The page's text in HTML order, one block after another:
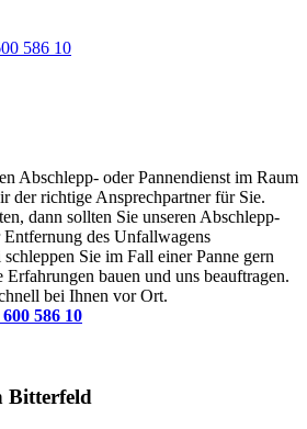
586 10
Abschlepp- oder Pannendienst im Raum
der richtige Ansprechpartner für Sie.
dann sollten Sie unseren Abschlepp-
des Unfallwagens
Sie im Fall einer Panne gern
Erfahrungen bauen und uns beauftragen.
bei Ihnen vor Ort.
586 10
Bitterfeld